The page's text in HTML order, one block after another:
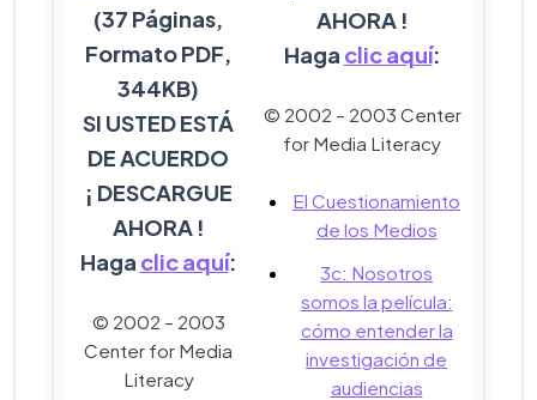
(37 Páginas,
Formato PDF,
344KB)
SI USTED ESTÁ
DE ACUERDO
¡ DESCARGUE
AHORA !
Haga clic aquí:
© 2002 – 2003
Center for Media
Literacy
AHORA !
Haga clic aquí:
© 2002 – 2003 Center
for Media Literacy
El Cuestionamiento
de los Medios
3c: Nosotros
somos la película:
cómo entender la
investigación de
audiencias